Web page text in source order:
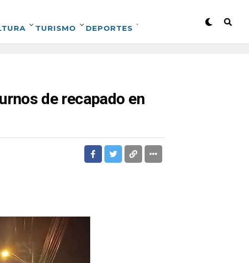
TURISMO DEPORTES
de recapado en